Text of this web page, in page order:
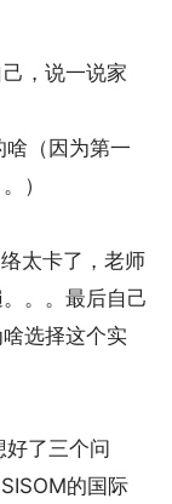
，说一说家
（因为第一
）
太卡了，老师
。。最后自己
选择这个实
好了三个问
的国际